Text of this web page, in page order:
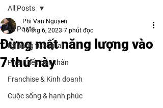
All Posts
Kỹ năng tương lai
Phát triển bản thân
Franchise & Kinh doanh
Cuộc sống & hạnh phúc
All Posts
Đừng mất năng lượng vào
7 thứ này
Phi Van Nguyen
16 thg 6, 2023 7 phút đọc